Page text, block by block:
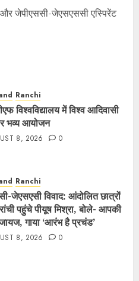
जेपीएससी-जेएसएससी एस्पिरेंट
Ranchi
विश्‍वविद्यालय में विश्व आदिवासी
भव्य आयोजन
8, 2026 0
Ranchi
जेएसएसी विवाद: आंदोलित छात्रों
पहुंचे पीयूष मिश्रा, बोले- आपकी
गाया ‘आरंभ है प्रचंड’
8, 2026 0